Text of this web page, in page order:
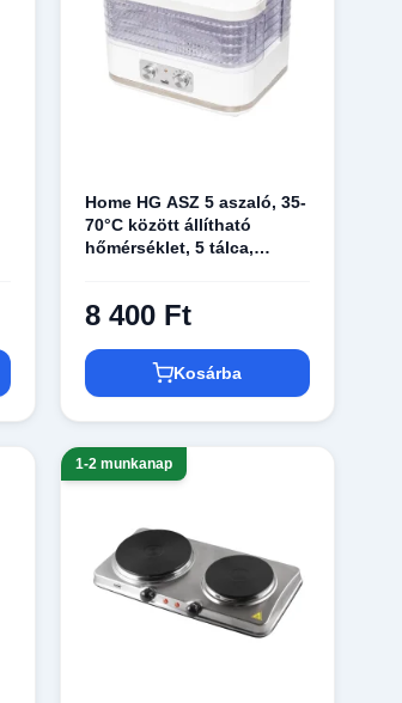
Home HG ASZ 5 aszaló, 35-
70°C között állítható
hőmérséklet, 5 tálca,
8 400 Ft
Kosárba
1-2 munkanap